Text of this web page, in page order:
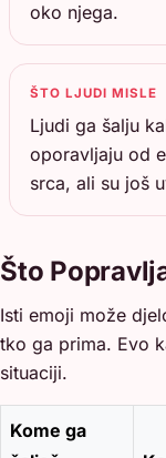
oko njega.
ŠTO LJUDI MISLE
Ljudi ga šalju
oporavljaju od
srca, ali su još
Što
Isti emoji može
tko ga prima. Evo
situaciji.
Kome ga